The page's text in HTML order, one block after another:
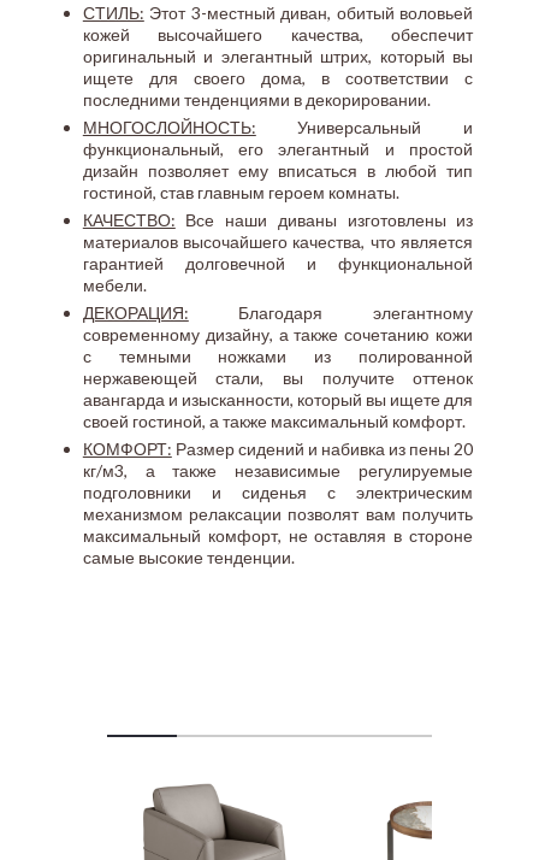
СТИЛЬ: Этот 3-местный диван, обитый воловьей
кожей высочайшего качества, обеспечит
оригинальный и элегантный штрих, который вы
ищете для своего дома, в соответствии с
последними тенденциями в декорировании.
МНОГОСЛОЙНОСТЬ: Универсальный и
функциональный, его элегантный и простой
дизайн позволяет ему вписаться в любой тип
гостиной, став главным героем комнаты.
КАЧЕСТВО: Все наши диваны изготовлены из
материалов высочайшего качества, что является
гарантией долговечной и функциональной
мебели.
ДЕКОРАЦИЯ: Благодаря элегантному
современному дизайну, а также сочетанию кожи
с темными ножками из полированной
нержавеющей стали, вы получите оттенок
авангарда и изысканности, который вы ищете для
своей гостиной, а также максимальный комфорт.
КОМФОРТ: Размер сидений и набивка из пены 20
кг/м3, а также независимые регулируемые
подголовники и сиденья с электрическим
механизмом релаксации позволят вам получить
максимальный комфорт, не оставляя в стороне
самые высокие тенденции.